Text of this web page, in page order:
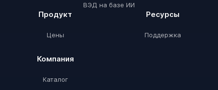
ВЭД на базе ИИ
Продукт
Цены
Ресурсы
Поддержка
Компания
Каталог